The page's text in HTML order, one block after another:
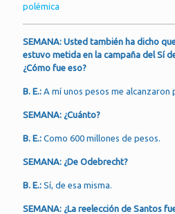
polémica
SEMANA: Usted también ha dicho
estuvo metida en la campaña del Sí
¿Cómo fue eso?
B. E.: A mí unos pesos me alcanzaron
SEMANA: ¿Cuánto?
B. E.: Como 600 millones de pesos.
SEMANA: ¿De Odebrecht?
B. E.: Sí, de esa misma.
SEMANA: ¿La reelección de Santos